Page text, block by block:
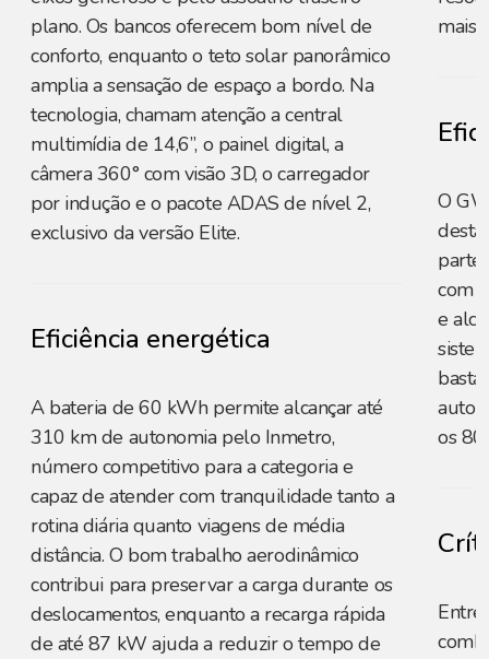
plano. Os bancos oferecem bom nível de
conforto, enquanto o teto solar panorâmico
amplia a sensação de espaço a bordo. Na
tecnologia, chamam atenção a central
multimídia de 14,6”, o painel digital, a
câmera 360° com visão 3D, o carregador
por indução e o pacote ADAS de nível 2,
exclusivo da versão Elite.
Eficiência energética
A bateria de 60 kWh permite alcançar até
310 km de autonomia pelo Inmetro,
número competitivo para a categoria e
capaz de atender com tranquilidade tanto a
rotina diária quanto viagens de média
distância. O bom trabalho aerodinâmico
contribui para preservar a carga durante os
deslocamentos, enquanto a recarga rápida
de até 87 kW ajuda a reduzir o tempo de
mais
O
parte
com
e
os
Entre